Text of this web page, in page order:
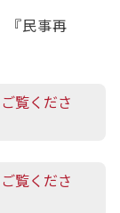
『民事再
覧くださ
覧くださ